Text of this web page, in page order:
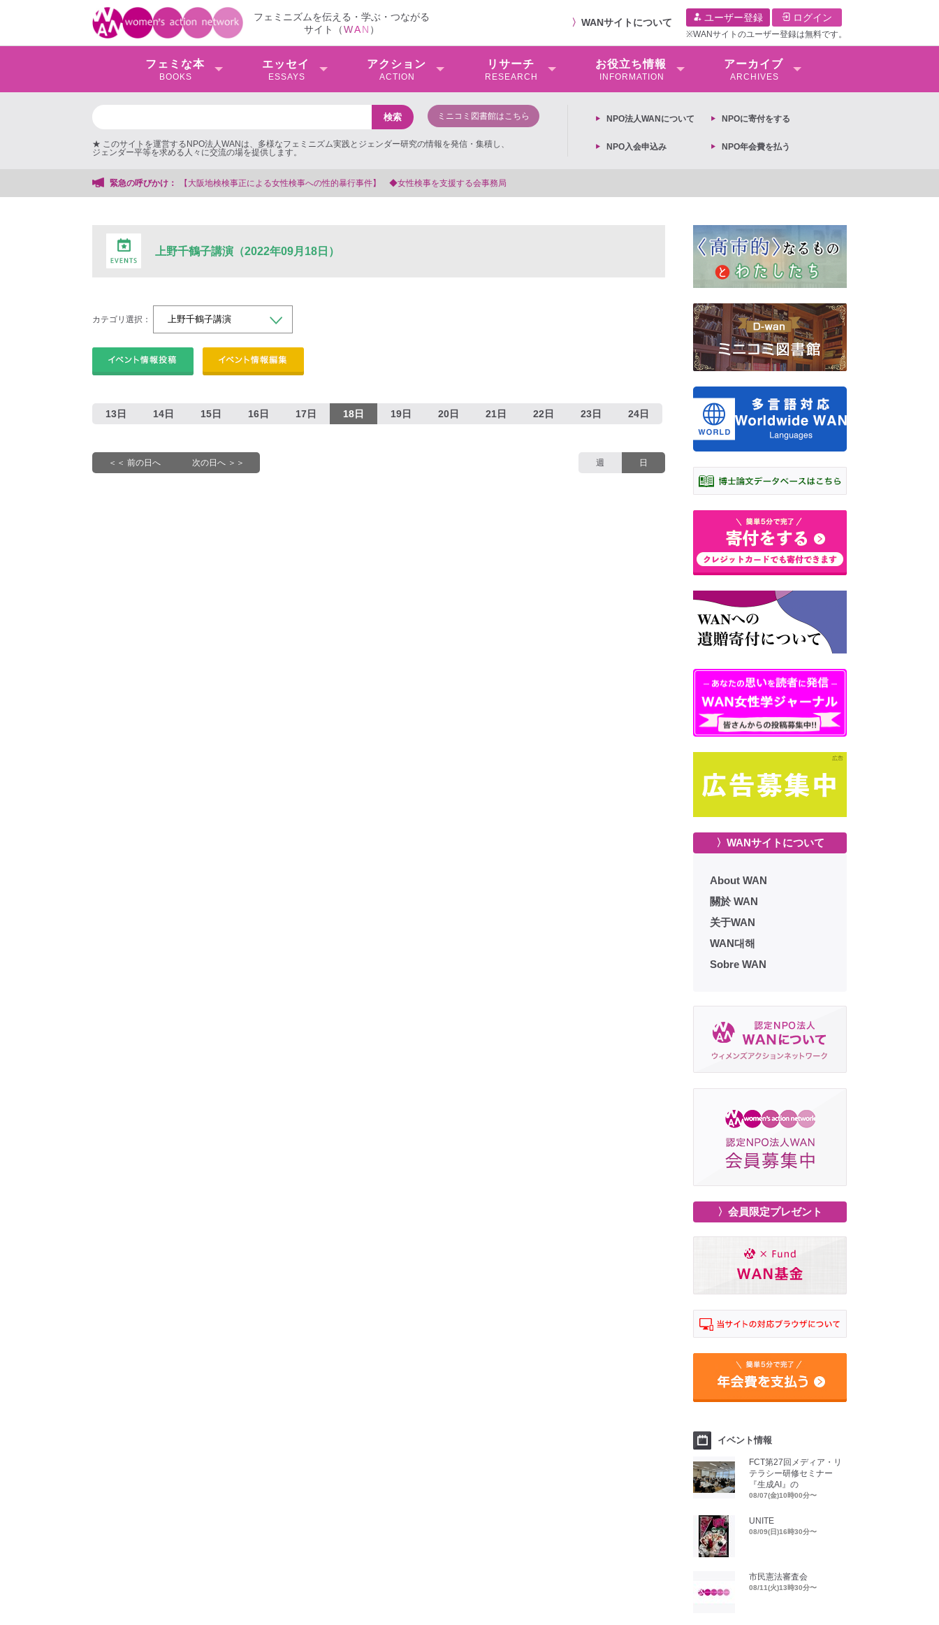
フェミニズムを伝える・学ぶ・つながる
サイト（WAN ）
〉 WANサイトについて ユーザー登録 ログイン
※WANサイトのユーザー登録は無料です。
フェミな本
BOOKS
エッセイ
ESSAYS
アクション
ACTION
リサーチ
RESEARCH
お役⽴ち情報
INFORMATION
アーカイブ
ARCHIVES
ミニコミ図書館はこちら
★ このサイトを運営するNPO法人WANは、多様なフェミニズム実践とジェンダー研究の情報を発信・集積し、
ジェンダー平等を求める人々に交流の場を提供します。
NPO法⼈WANについて NPOに寄付をする
NPO入会申込み NPO年会費を払う
緊急の呼びかけ：
【大阪地検検事正による女性検事への性的暴行事件】 ◆女性検事を支援する会事務局
上野千鶴子講演（2022年09月18日）
カテゴリ選択：
13日 14日 15日 16日 17日 18日 19日 20日 21日 22日 23日 24日
＜＜ 前の日へ 次の日へ ＞＞ 週 日
〉WANサイトについて
About WAN
關於 WAN
关于WAN
WAN대해
Sobre WAN
〉会員限定プレゼント
イベント情報
FCT第27回メディア・リ
テラシー研修セミナー
『生成AI』の
08/07(金)10時00分〜
UNITE
08/09(日)16時30分〜
市民憲法審査会
08/11(火)13時30分〜